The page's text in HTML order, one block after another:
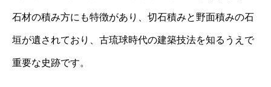
石材の積み方にも特徴があり、切石積みと野面積みの石
垣が遺されており、古琉球時代の建築技法を知るうえで
重要な史跡です。